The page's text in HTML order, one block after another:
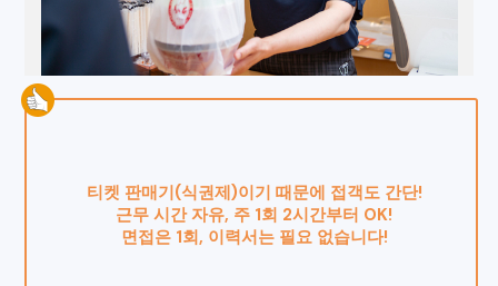
티켓 판매기(식권제)이기 때문에 접객도 간단!
근무 시간 자유, 주 1회 2시간부터 OK!
면접은 1회, 이력서는 필요 없습니다!